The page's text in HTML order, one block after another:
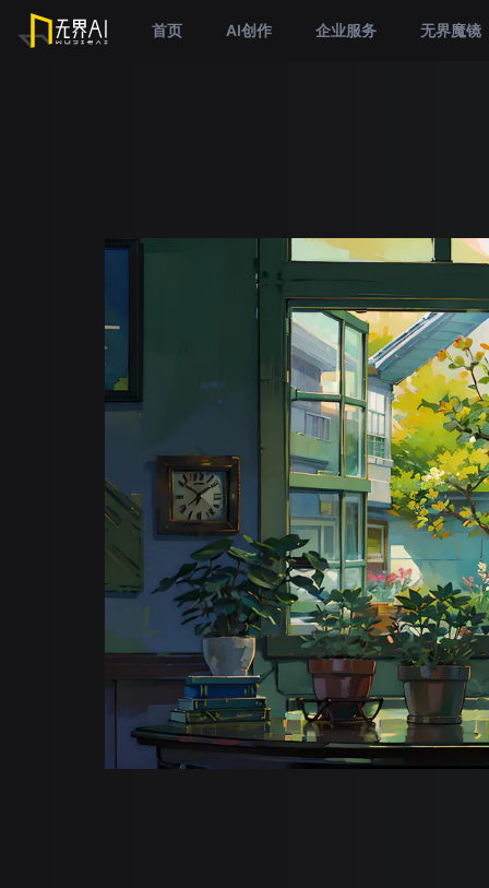
首页 AI创作 企业服务 无界魔镜